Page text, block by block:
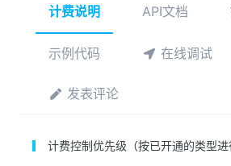
计费说明 API文档
示例代码 在线调试
发表评论
计费控制优先级（按已开通的类型进